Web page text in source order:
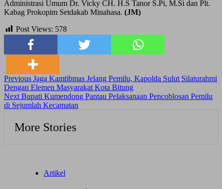
Administrasi Umum Dr. Vicky CH. H.S Tanor S.Pi, M.Si dan Plt.
Kabag Prokopim Setdakab Minahasa. (JM)
Post Views: 578
Continue
Reading
Previous Jaga Kamtibmas Jelang Pemilu, Kapolda Sulut Silaturahmi
Dengan Elemen Masyarakat Kota Bitung
Next Bupati Kumendong Pantau Pelaksanaan Pencoblosan Pemilu
di Sejumlah Kecamatan
More Stories
Artikel